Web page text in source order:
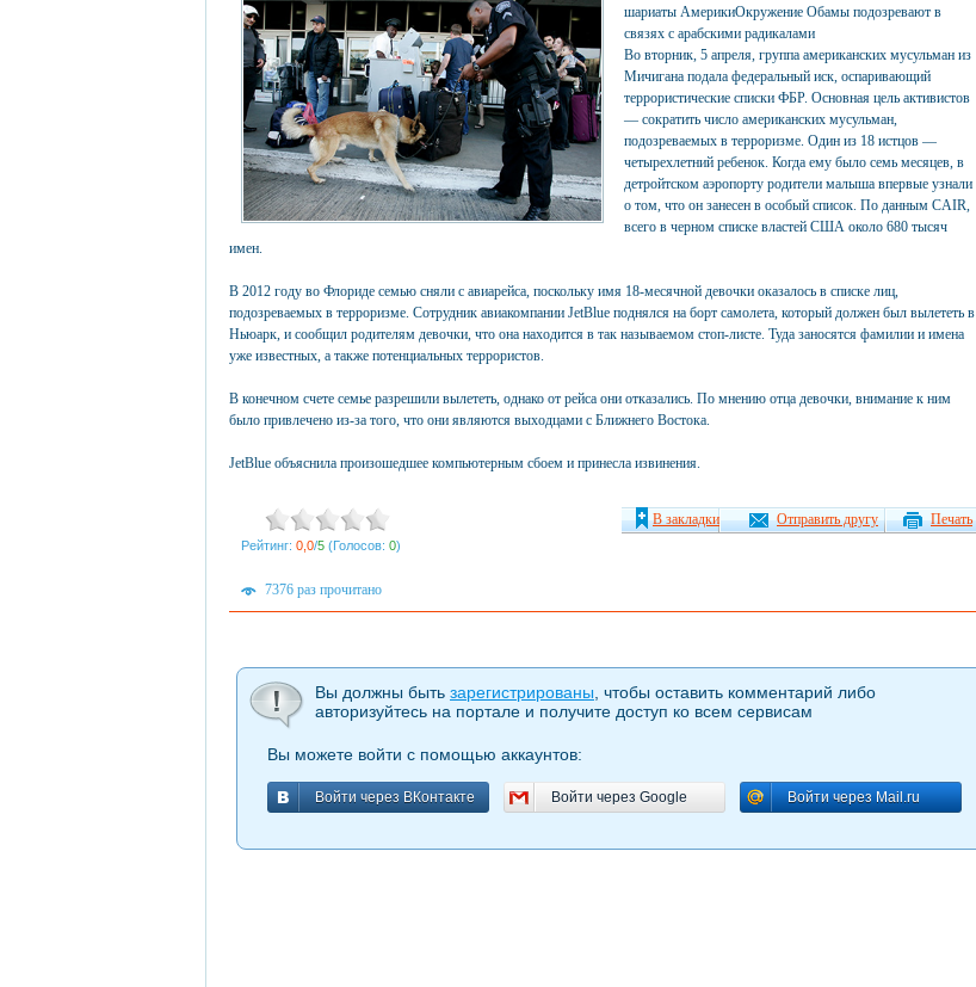
шариаты АмерикиОкружение Обамы подозревают в
связях с арабскими радикалами
Во вторник, 5 апреля, группа американских мусульман из
Мичигана подала федеральный иск, оспаривающий
террористические списки ФБР. Основная цель активистов
— сократить число американских мусульман,
подозреваемых в терроризме. Один из 18 истцов —
четырехлетний ребенок. Когда ему было семь месяцев, в
детройтском аэропорту родители малыша впервые узнали
о том, что он занесен в особый список. По данным CAIR,
всего в черном списке властей США около 680 тысяч
имен.
В 2012 году во Флориде семью сняли с авиарейса, поскольку имя 18-месячной девочки оказалось в списке лиц,
подозреваемых в терроризме. Сотрудник авиакомпании JetBlue поднялся на борт самолета, который должен был вылететь в
Ньюарк, и сообщил родителям девочки, что она находится в так называемом стоп-листе. Туда заносятся фамилии и имена
уже известных, а также потенциальных террористов.
В конечном счете семье разрешили вылететь, однако от рейса они отказались. По мнению отца девочки, внимание к ним
было привлечено из-за того, что они являются выходцами с Ближнего Востока.
JetBlue объяснила произошедшее компьютерным сбоем и принесла извинения.
Рейтинг: 0,0/5 (Голосов: 0)
В закладки Отправить другу Печать
7376 раз прочитано
Вы должны быть зарегистрированы , чтобы оставить комментарий либо
авторизуйтесь на портале и получите доступ ко всем сервисам
Вы можете войти с помощью аккаунтов:
Войти через ВКонтакте
Войти через ВКонтакте Войти через Google
Войти через Google Войти через Mail.ru
Войти через Mail.ru